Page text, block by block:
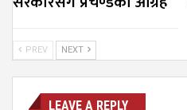
PREV NEXT
LEAVE A REPLY